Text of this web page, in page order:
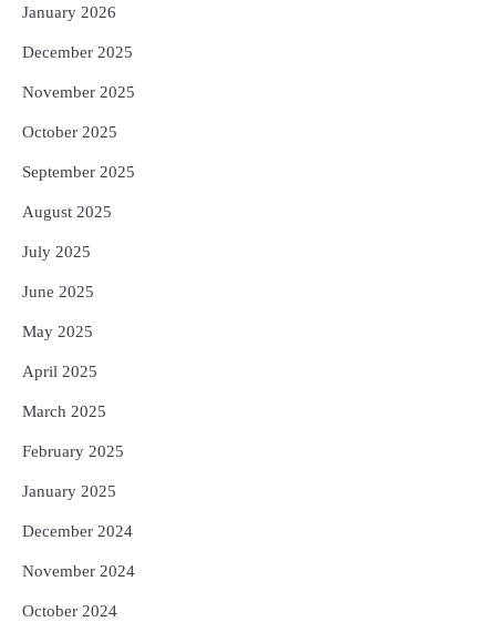
January 2026
December 2025
November 2025
October 2025
September 2025
August 2025
July 2025
June 2025
May 2025
April 2025
March 2025
February 2025
January 2025
December 2024
November 2024
October 2024